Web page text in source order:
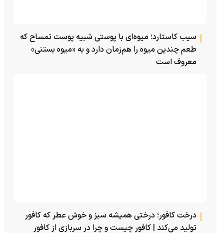
سیب کاستارد؛ میوه‌ای با پوستی شبیه پوست تمساح که
طعم چندین میوه را هم‌زمان دارد و به «میوه بستنی»
معروف است
درخت کافور؛ درختی همیشه سبز و خوش عطر که کافور
تولید می‌کند | کافور چیست و چرا در سربازی از کافور